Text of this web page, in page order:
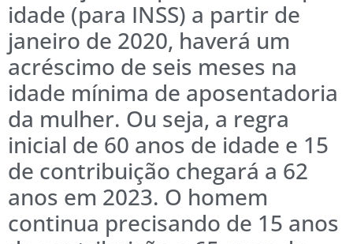
idade (para INSS) a partir de
janeiro de 2020, haverá um
acréscimo de seis meses na
idade mínima de aposentadoria
da mulher. Ou seja, a regra
inicial de 60 anos de idade e 15
de contribuição chegará a 62
anos em 2023. O homem
continua precisando de 15 anos